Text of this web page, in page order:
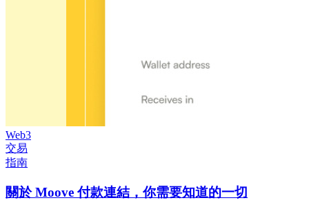
Web3
交易
指南
關於 Moove 付款連結，你需要知道的一切